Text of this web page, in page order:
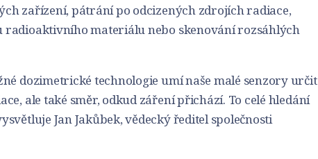
zařízení, pátrání po odcizených zdrojích radiace,
radioaktivního materiálu nebo skenování rozsáhlých
dozimetrické technologie umí naše malé senzory určit
ale také směr, odkud záření přichází. To celé hledání
Jan Jakůbek, vědecký ředitel společnosti